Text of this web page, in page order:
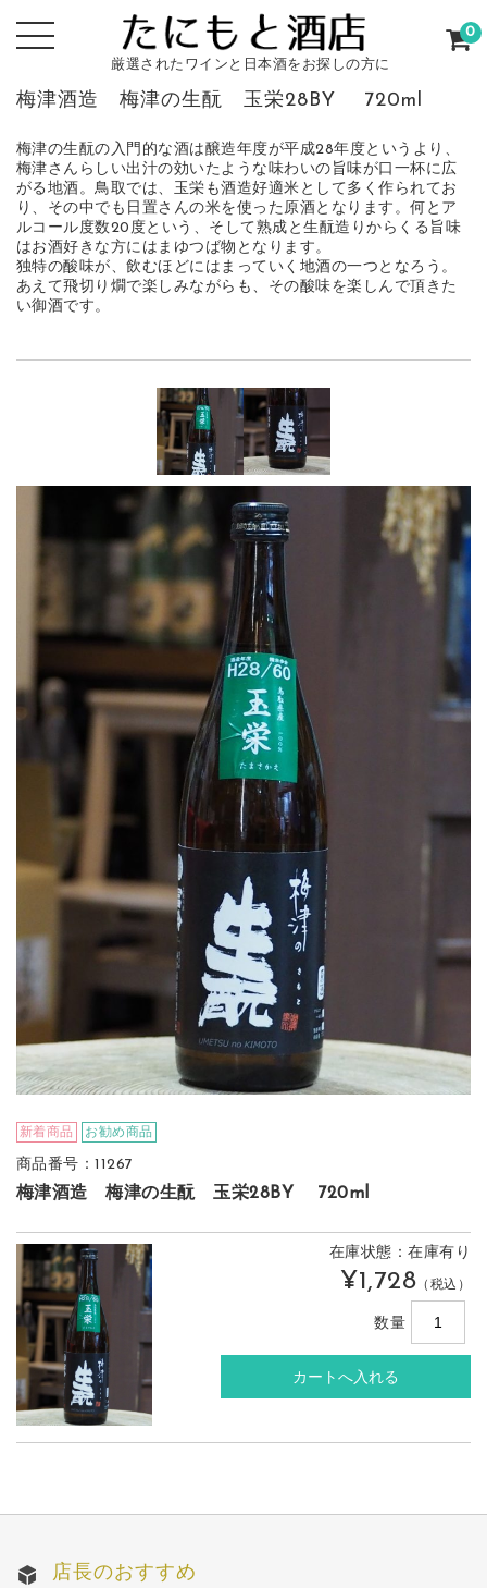
厳選されたワインと日本酒をお探しの方に
0
梅津酒造 梅津の生酛 玉栄28BY 720ml
梅津の生酛の入門的な酒は醸造年度が平成28年度というより、
梅津さんらしい出汁の効いたような味わいの旨味が口一杯に広
がる地酒。鳥取では、玉栄も酒造好適米として多く作られてお
り、その中でも日置さんの米を使った原酒となります。何とア
ルコール度数20度という、そして熟成と生酛造りからくる旨味
はお酒好きな方にはまゆつば物となります。
独特の酸味が、飲むほどにはまっていく地酒の一つとなろう。
あえて飛切り燗で楽しみながらも、その酸味を楽しんで頂きた
い御酒です。
新着商品 お勧め商品
商品番号：11267
梅津酒造 梅津の生酛 玉栄28BY 720ml
在庫状態：在庫有り
¥1,728 （税込）
数量
店長のおすすめ